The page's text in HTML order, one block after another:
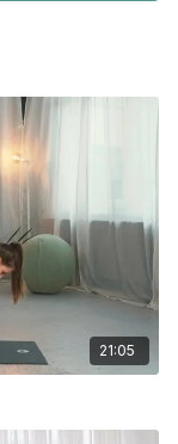
oder Bauch
Hart werdender
siehe Kapitel
in der
in der
unkontrollierter
zwischen
21:05